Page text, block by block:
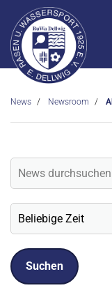
News Newsroom
Veranstaltungen
Social-Media News
Sport- und Kursangebot